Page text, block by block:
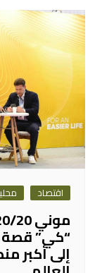
اقتصاد
“كي” قصة
إلى أكبر